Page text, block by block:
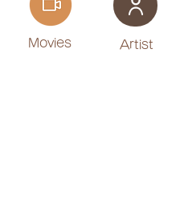
Movies ​Artist